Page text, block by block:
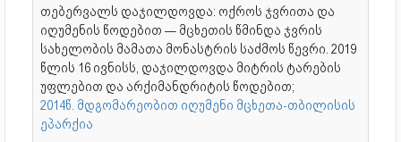
თებერვალს დაჯილდოვდა: ოქროს ჯვრითა და
იღუმენის წოდებით — მცხეთის წმინდა ჯვრის
სახელობის მამათა მონასტრის საძმოს წევრი. 2019
წლის 16 ივნისს, დაჯილდოვდა მიტრის ტარების
უფლებით და არქიმანდრიტის წოდებით;
2014წ. მდგომარეობით იღუმენი მცხეთა-თბილისის
ეპარქია